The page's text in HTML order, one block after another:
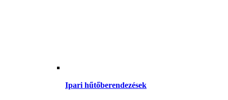
Ipari hűtőberendezések